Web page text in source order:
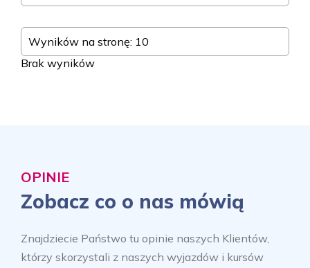
Wyników na stronę: 10
Brak wyników
OPINIE
Zobacz co o nas mówią
Znajdziecie Państwo tu opinie naszych Klientów,
którzy skorzystali z naszych wyjazdów i kursów